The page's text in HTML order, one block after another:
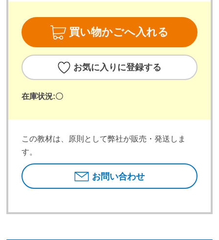
買い物かごへ入れる
お気に入りに登録する
在庫状況:〇
この教材は、原則として弊社が販売・発送しま
す。
お問い合わせ